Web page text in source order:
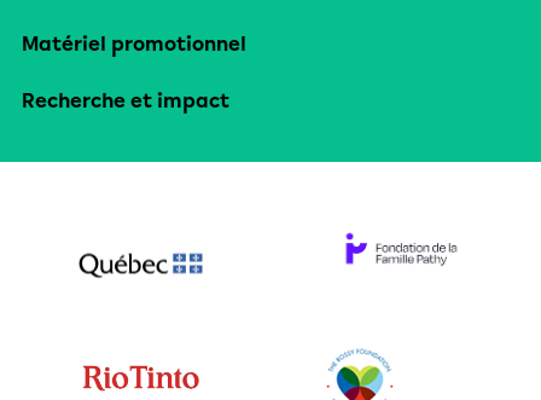
Matériel promotionnel
Recherche et impact